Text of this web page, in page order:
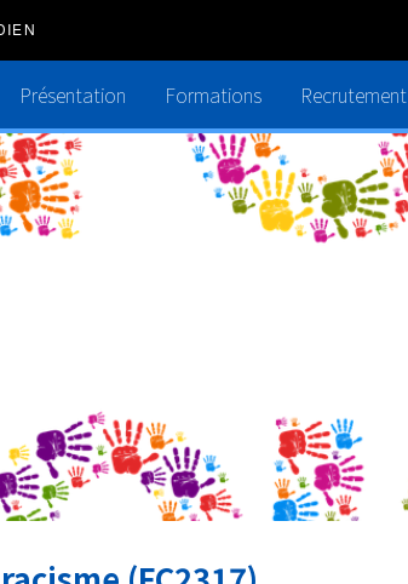
Présentation Formations Recrutement